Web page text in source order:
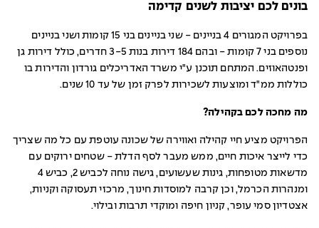
בונים לכם יציבות לשנים קדימה
בפרויקט המגורים 4 בניינים - שני בניינים בני 15 קומות ושני בניינים
נוספים בני 7 קומות - ובהם 184 דירות בנות 3-5 חדרים, כולל דירות גן
ופנטהאוזים. המתחם תוכנן ע"י משרד האדריכלים גורדון והדירות בו
כוללות ממ"ד ומוצעות לשכירות לפרק זמן של עד 10 שנים.
מה מחכה לכם בקהילה?
הפרויקט מציע חיי קהילה ואווירה של שכונה עוטפת עם כל מה שצריך
כדי לייצר איכות חיים, ממש מעבר לסף הדלת - שטחים ירוקים עם
מדשאות מטופחות, גינות שעשועים, גישה נוחה לכביש 2, כביש 4
ומנהרות הכרמל, וכן קרבה למוסדות חינוך, מרכזי תעסוקה וקניות,
אצטדיון סמי עופר, קניון חיפה ומוקדי תרבות ובילוי.